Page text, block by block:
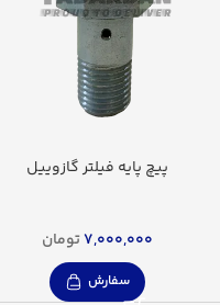
پیچ پایه فیلتر گازوییل
7,000,000 تومان
سفارش